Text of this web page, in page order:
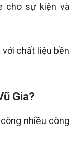
cho sự kiện và
chất liệu bền
Gia?
nhiều công